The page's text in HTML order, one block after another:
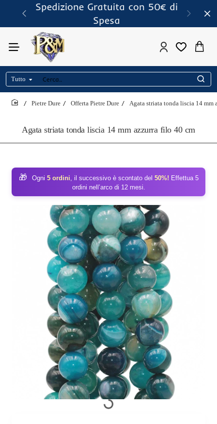
Spedizione Gratuita con 50€ di
Spesa
Tutto
Cerca..
Agata striata tonda liscia 14 mm azzurra filo 40 cm
Pietre Dure Offerta Pietre Dure Agata striata tonda liscia 14 mm
🎁 Ogni 5 ordini, il successivo è scontato del 50%! Effettua 5
ordini nell’arco di 12 mesi.